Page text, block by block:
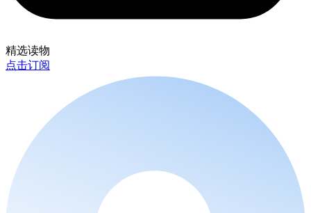
精选读物
点击订阅